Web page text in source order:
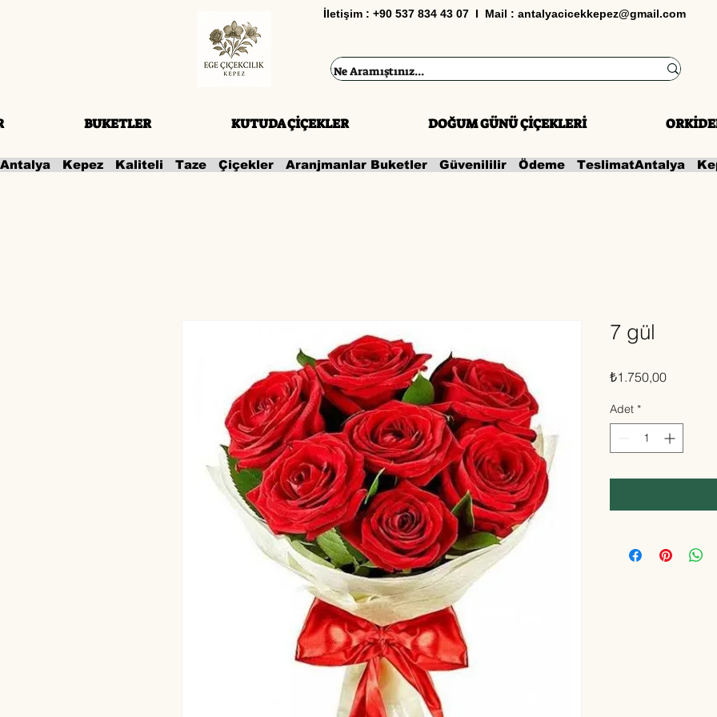
İletişim : +90 537 834 43 07 I Mail : antalyacicekkepez@gmail.com
BUKETLER KUTUDA ÇİÇEKLER DOĞUM GÜNÜ ÇİÇEKLERİ
Antalya   Kepez   Kaliteli   Taze   Çiçekler   Aranjmanlar Buketler   Güvenililir   Ödeme   Teslimat
7 gül
₺1.750,00Fiyat
Adet *